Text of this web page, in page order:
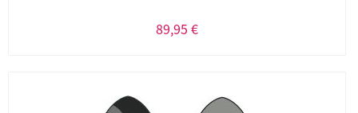
89,95 €